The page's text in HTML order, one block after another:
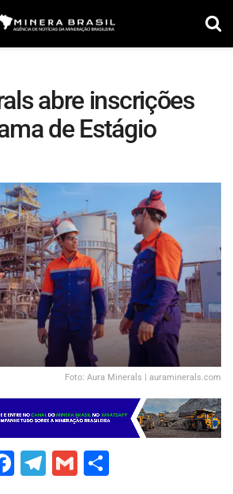
abre inscrições
de Estágio
Foto: Aura Minerals | auraminerals.com
F
T
G